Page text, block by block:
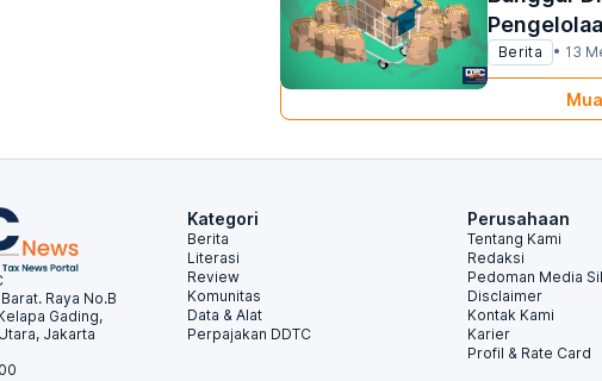
Berita • 13
Raya No.B
Gading,
Jakarta
Kategori
Berita
Literasi
Review
Komunitas
Data & Alat
Perpajakan DDTC
Perusahaan
Tentang Kami
Redaksi
Pedoman Media
Disclaimer
Kontak Kami
Karier
Profil & Rate Card